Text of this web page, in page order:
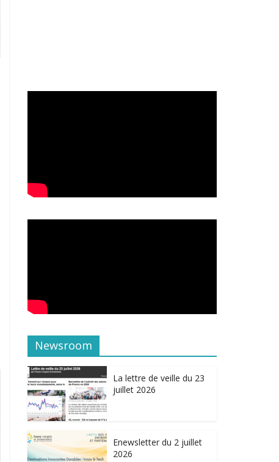
Newsroom
La lettre de veille du 23
juillet 2026
Enewsletter du 2 juillet
2026